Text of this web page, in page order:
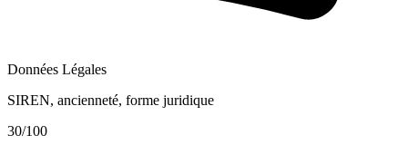
Données Légales
SIREN, ancienneté, forme juridique
30/100